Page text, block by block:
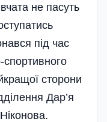
не пасуть
під час
спортивного
сторони
Дар’я